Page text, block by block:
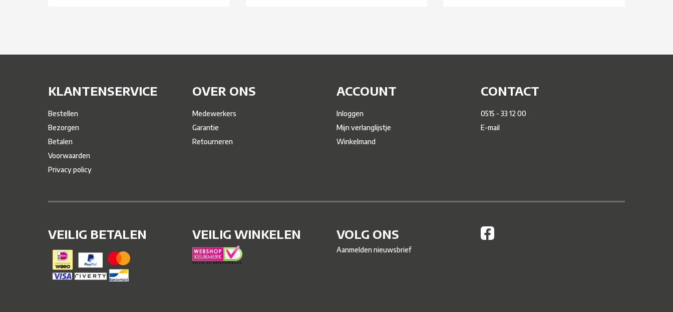
KLANTENSERVICE
Bestellen
Bezorgen
Betalen
Voorwaarden
Privacy policy
OVER ONS
Medewerkers
Garantie
Retourneren
ACCOUNT
Inloggen
Mijn verlanglijstje
Winkelmand
CONTACT
0515 - 33 12 00
E-mail
VEILIG BETALEN VEILIG WINKELEN VOLG ONS
Aanmelden nieuwsbrief